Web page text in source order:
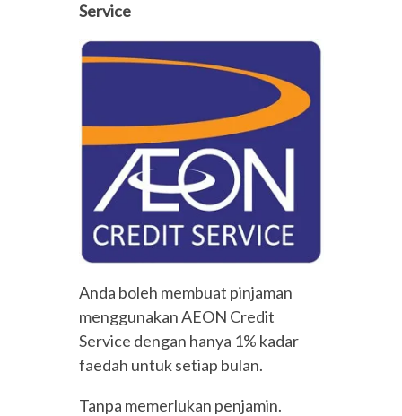
Service
Anda boleh membuat pinjaman
menggunakan AEON Credit
Service dengan hanya 1% kadar
faedah untuk setiap bulan.
Tanpa memerlukan penjamin.